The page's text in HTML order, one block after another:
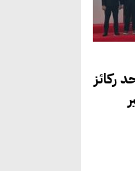
ركائز